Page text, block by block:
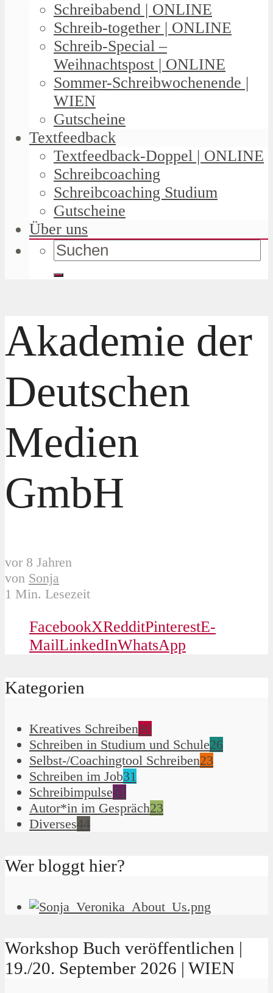
Schreibabend | ONLINE
Schreib-together | ONLINE
Schreib-Special –
Weihnachtspost | ONLINE
Sommer-Schreibwochenende |
WIEN
Gutscheine
Textfeedback
Textfeedback-Doppel | ONLINE
Schreibcoaching
Schreibcoaching Studium
Gutscheine
Über uns
Akademie der
Deutschen
Medien
GmbH
vor 8 Jahren
von Sonja
1 Min. Lesezeit
FacebookXRedditPinterestE-
MailLinkedInWhatsApp
Kategorien
Kreatives Schreiben90
Schreiben in Studium und Schule26
Selbst-/Coachingtool Schreiben23
Schreiben im Job31
Schreibimpulse51
Autor*in im Gespräch23
Diverses44
Wer bloggt hier?
Workshop Buch veröffentlichen |
19./20. September 2026 | WIEN